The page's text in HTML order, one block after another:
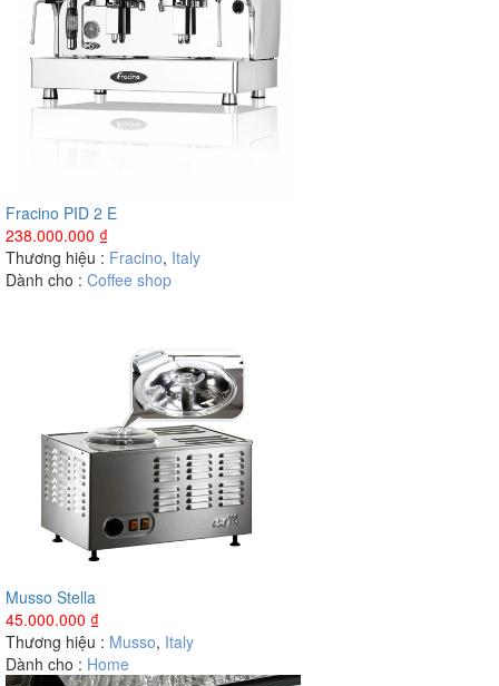
Fracino PID 2 E
238.000.000 ₫
Thương hiệu : Fracino, Italy
Dành cho : Coffee shop
Musso Stella
45.000.000 ₫
Thương hiệu : Musso, Italy
Dành cho : Home